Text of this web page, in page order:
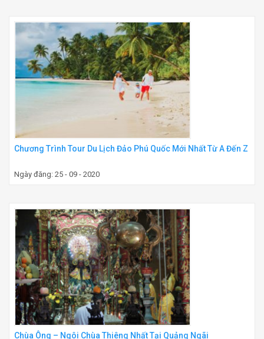
Chương Trình Tour Du Lịch Đảo Phú Quốc Mới Nhất Từ A Đến Z
Ngày đăng: 25 - 09 - 2020
Chùa Ông – Ngôi Chùa Thiêng Nhất Tại Quảng Ngãi